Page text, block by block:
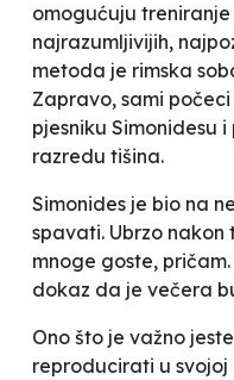
omogućuju
najrazumljivijih,
metoda je rimska
Zapravo, sami
pjesniku Simonidesu
razredu tišina.
Simonides je bio na
spavati. Ubrzo
mnoge goste,
dokaz da je večera
Ono što je važno
reproducirati u